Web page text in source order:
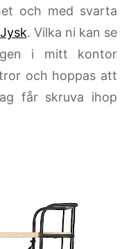
och med svarta
Jysk. Vilka ni kan se
i mitt kontor
och hoppas att
får skruva ihop